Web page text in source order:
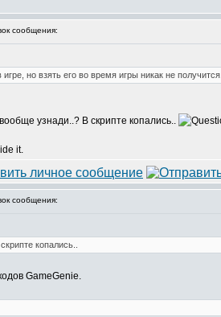
сообщения:
но взять его во время игры никак не получится.
узнади..? В скрипте копались..
it.
сообщения:
копались..
GameGenie.